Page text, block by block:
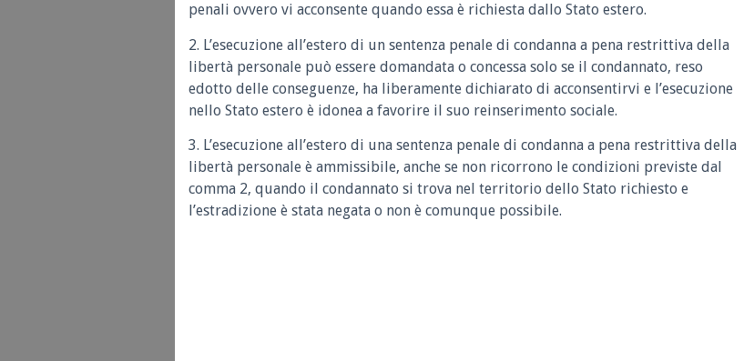
penali ovvero vi acconsente quando essa è richiesta dallo Stato estero.
2. L’esecuzione all’estero di un sentenza penale di condanna a pena restrittiva della
libertà personale può essere domandata o concessa solo se il condannato, reso
edotto delle conseguenze, ha liberamente dichiarato di acconsentirvi e l’esecuzione
nello Stato estero è idonea a favorire il suo reinserimento sociale.
3. L’esecuzione all’estero di una sentenza penale di condanna a pena restrittiva della
libertà personale è ammissibile, anche se non ricorrono le condizioni previste dal
comma 2, quando il condannato si trova nel territorio dello Stato richiesto e
l’estradizione è stata negata o non è comunque possibile.